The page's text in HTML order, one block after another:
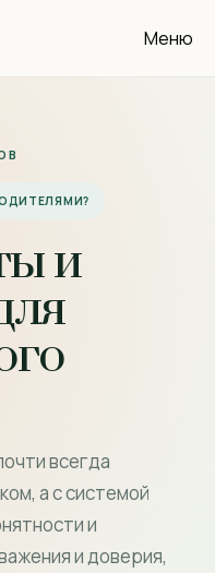
Меню
и
всегда
а с системой
и
и доверия,